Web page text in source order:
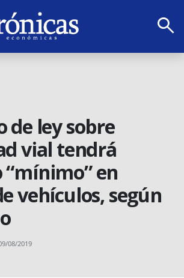
search
de ley sobre
vial tendrá
en
vehículos, según
08/2019